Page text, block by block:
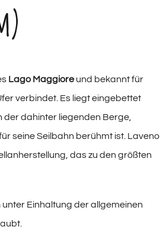
Lago Maggioreund bekannt für
verbindet. Es liegt eingebettet
dahinter liegenden Berge,
seine Seilbahn berühmt ist. Laveno
das zu den größten
Einhaltung der allgemeinen